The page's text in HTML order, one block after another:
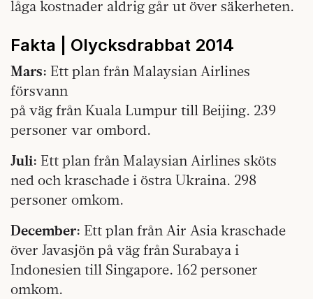
låga kostnader aldrig går ut över säkerheten.
Fakta | Olycksdrabbat 2014
Mars: Ett plan från Malaysian Airlines
försvann
på väg från Kuala Lumpur till Beijing. 239
personer var ombord.
Juli: Ett plan från Malaysian Airlines sköts
ned och kraschade i östra Ukraina. 298
personer omkom.
December: Ett plan från Air Asia kraschade
över Javasjön på väg från Surabaya i
Indonesien till Singapore. 162 personer
omkom.